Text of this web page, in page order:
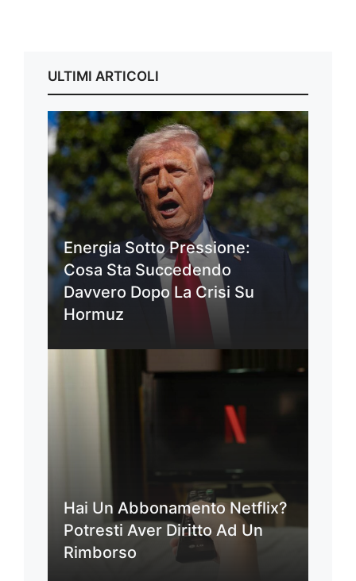
ULTIMI ARTICOLI
Energia Sotto Pressione:
Cosa Sta Succedendo
Davvero Dopo La Crisi Su
Hormuz
Hai Un Abbonamento Netflix?
Potresti Aver Diritto Ad Un
Rimborso